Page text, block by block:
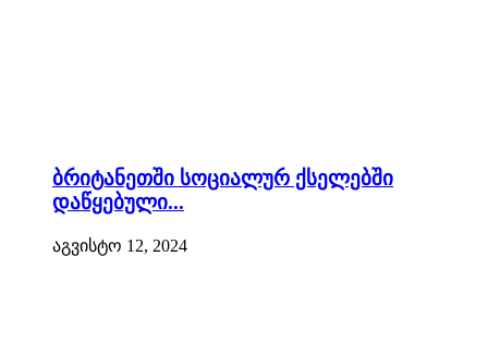
ბრიტანეთში სოციალურ ქსელებში
დაწყებული...
აგვისტო 12, 2024